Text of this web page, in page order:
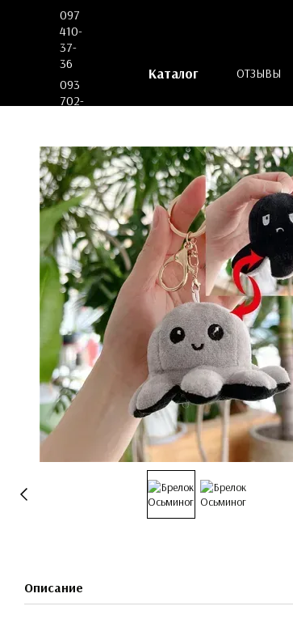
Перейти к основному контенту
097
410-
37-
36
093
702-
Каталог ОТЗЫВЫ
Описание